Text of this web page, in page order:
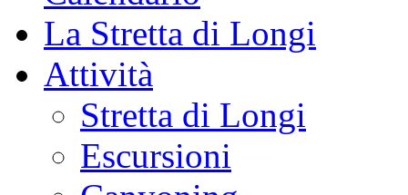
La Stretta di Longi
Attività
Stretta di Longi
Escursioni